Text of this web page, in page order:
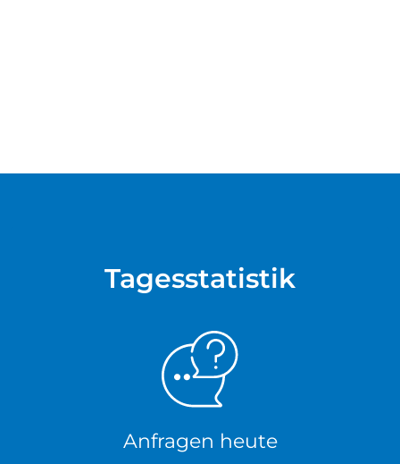
Tagesstatistik
Anfragen heute